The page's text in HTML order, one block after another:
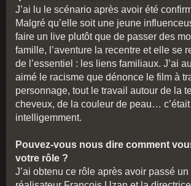
J’ai lu le scénario après avoir été
Malgré qu’elle soit une jeune
faire un live plutôt que de passer des
famille, l’aventure la recentre et elle se
de l’essentiel : les liens familiaux. J’ai
aimé le racisme que dénonce le film à
personnage, tout le travail autour de la
cheveux, de la couleur de peau…
intelligemment.
Pouvez-vous nous dire comment
votre rôle ?
J’ai obtenu ce rôle après avoir passé